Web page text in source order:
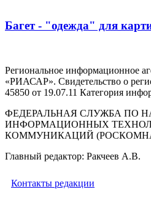
Багет - "одежда" для
Региональное информационное
«РИАСАР». Свидетельство о
45850 от 19.07.11 Категория
ФЕДЕРАЛЬНАЯ СЛУЖБА ПО
ИНФОРМАЦИОННЫХ
КОММУНИКАЦИЙ
Главный редактор: Ракчеев А.В.
Контакты редакции